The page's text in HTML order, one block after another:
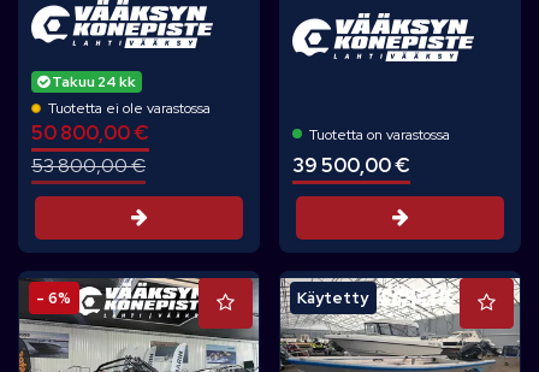
Takuu 24 kk
Tuotetta ei ole varastossa
50 800,00 €
53 800,00 €
Tarjouspyyntö
Tuotetta on varastossa
39 500,00 €
- 6% Käytetty